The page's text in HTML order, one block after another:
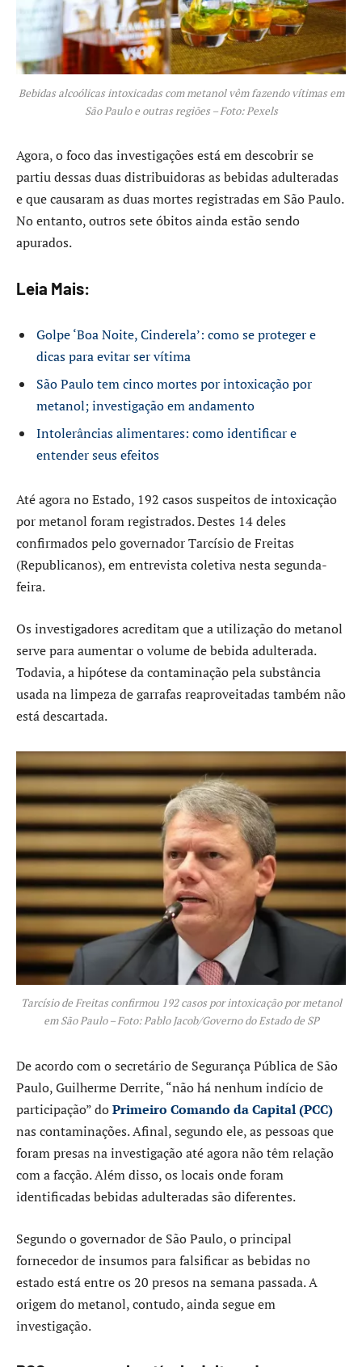
Bebidas alcoólicas intoxicadas com metanol vêm fazendo vítimas em
São Paulo e outras regiões – Foto: Pexels
Agora, o foco das investigações está em descobrir se
partiu dessas duas distribuidoras as bebidas adulteradas
e que causaram as duas mortes registradas em São Paulo.
No entanto, outros sete óbitos ainda estão sendo
apurados.
Leia Mais:
Golpe ‘Boa Noite, Cinderela’: como se proteger e
dicas para evitar ser vítima
São Paulo tem cinco mortes por intoxicação por
metanol; investigação em andamento
Intolerâncias alimentares: como identificar e
entender seus efeitos
Até agora no Estado, 192 casos suspeitos de intoxicação
por metanol foram registrados. Destes 14 deles
confirmados pelo governador Tarcísio de Freitas
(Republicanos), em entrevista coletiva nesta segunda-
feira.
Os investigadores acreditam que a utilização do metanol
serve para aumentar o volume de bebida adulterada.
Todavia, a hipótese da contaminação pela substância
usada na limpeza de garrafas reaproveitadas também não
está descartada.
Tarcísio de Freitas confirmou 192 casos por intoxicação por metanol
em São Paulo – Foto: Pablo Jacob/Governo do Estado de SP
De acordo com o secretário de Segurança Pública de São
Paulo, Guilherme Derrite, “não há nenhum indício de
participação” doPrimeiro Comando da Capital (PCC)
nas contaminações. Afinal, segundo ele, as pessoas que
foram presas na investigação até agora não têm relação
com a facção. Além disso, os locais onde foram
identificadas bebidas adulteradas são diferentes.
Segundo o governador de São Paulo, o principal
fornecedor de insumos para falsificar as bebidas no
estado está entre os 20 presos na semana passada. A
origem do metanol, contudo, ainda segue em
investigação.